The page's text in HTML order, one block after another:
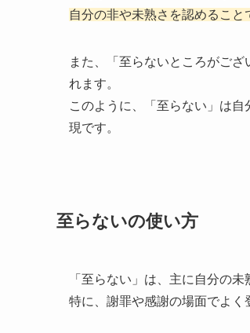
自分の非や未熟さを認めること
また、「至らないところがご
れます。
このように、「至らない」は
現です。
至らないの使い方
「至らない」は、主に自分の
特に、謝罪や感謝の場面でよく